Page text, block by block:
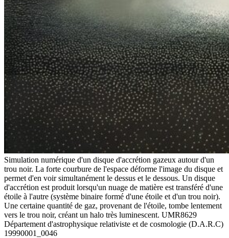
Simulation numérique d'un disque d'accrétion gazeux autour d'un
trou noir. La forte courbure de l'espace déforme l'image du disque et
permet d'en voir simultanément le dessus et le dessous. Un disque
d'accrétion est produit lorsqu'un nuage de matière est transféré d'une
étoile à l'autre (système binaire formé d'une étoile et d'un trou noir).
Une certaine quantité de gaz, provenant de l'étoile, tombe lentement
vers le trou noir, créant un halo très luminescent. UMR8629
Département d'astrophysique relativiste et de cosmologie (D.A.R.C)
19990001_0046